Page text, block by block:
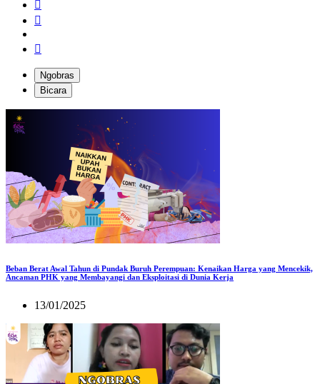
Ngobras
Bicara
Beban Berat Awal Tahun di Pundak Buruh Perempuan: Kenaikan Harga yang Mencekik,
Ancaman PHK yang Membayangi dan Eksploitasi di Dunia Kerja
13/01/2025